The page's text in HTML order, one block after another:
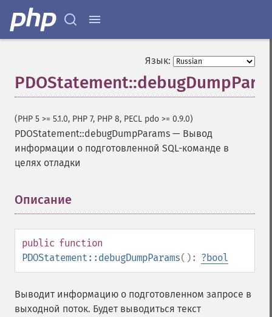
Язык:
(PHP 5 >= 5.1.0, PHP 7, PHP 8, PECL pdo >= 0.9.0)
PDOStatement::debugDumpParams — Вывод
информации о подготовленной SQL-команде в
целях отладки
Описание
public function
PDOStatement::debugDumpParams(): ?bool
Выводит информацию о подготовленном запросе в
выходной поток. Будет выводиться текст